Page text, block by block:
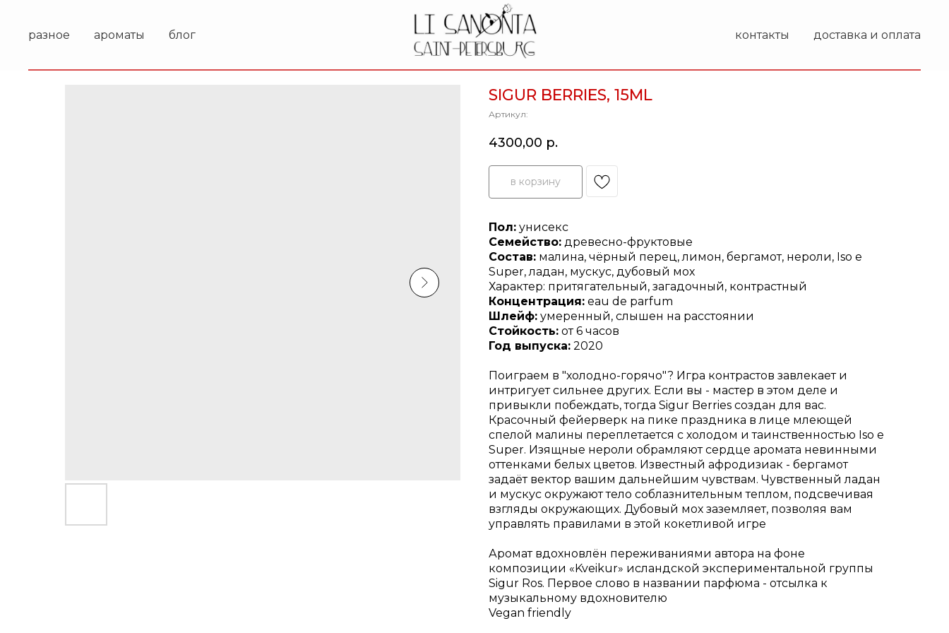
разное ароматы блог контакты доставка и оплата
SIGUR BERRIES, 15ML
Артикул:
4300,00 р.
в корзину
Пол: унисекс
Семейство: древесно-фруктовые
Состав: малина, чёрный перец, лимон, бергамот, нероли, Iso e
Super, ладан, мускус, дубовый мох
Характер: притягательный, загадочный, контрастный
Концентрация: eau de parfum
Шлейф: умеренный, слышен на расстоянии
Стойкость: от 6 часов
Год выпуска: 2020
Поиграем в "холодно-горячо"? Игра контрастов завлекает и
интригует сильнее других. Если вы - мастер в этом деле и
привыкли побеждать, тогда Sigur Berries создан для вас.
Красочный фейерверк на пике праздника в лице млеющей
спелой малины переплетается с холодом и таинственностью Iso е
Super. Изящные нероли обрамляют сердце аромата невинными
оттенками белых цветов. Известный афродизиак - бергамот
задаёт вектор вашим дальнейшим чувствам. Чувственный ладан
и мускус окружают тело соблазнительным теплом, подсвечивая
взгляды окружающих. Дубовый мох заземляет, позволяя вам
управлять правилами в этой кокетливой игре
Аромат вдохновлён переживаниями автора на фоне
композиции «Kveikur» исландской экспериментальной группы
Sigur Ros. Первое слово в названии парфюма - отсылка к
музыкальному вдохновителю
Vegan friendly